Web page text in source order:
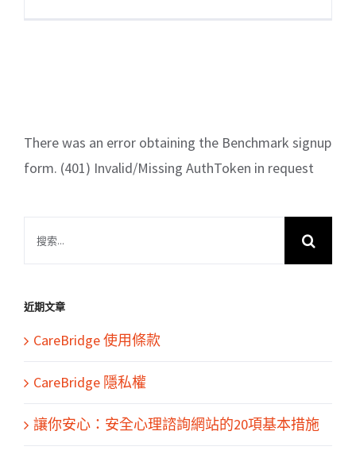
There was an error obtaining the Benchmark signup
form. (401) Invalid/Missing AuthToken in request
果：
近期文章
CareBridge 使用條款
CareBridge 隱私權
讓你安心：安全心理諮詢網站的20項基本措施